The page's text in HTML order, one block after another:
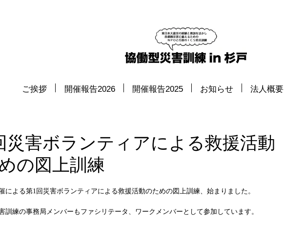
ご挨拶 開催報告2026 開催報告2025 お知らせ 法人概要
災害ボランティアによる救援活動
の図上訓練
による第1回災害ボランティアによる救援活動のための図上訓練、始まりました。
訓練の事務局メンバーもファシリテータ、ワークメンバーとして参加しています。